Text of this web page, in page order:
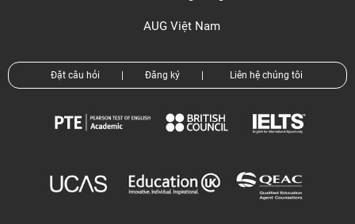
AUG Việt Nam
Đặt câu hỏi Đăng ký Liên hệ chúng tôi